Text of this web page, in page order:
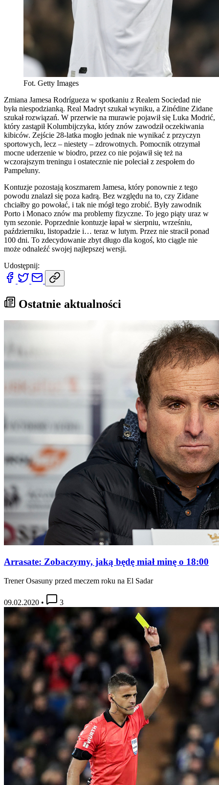
Fot. Getty Images
Zmiana Jamesa Rodrígueza w spotkaniu z Realem Sociedad nie
była niespodzianką. Real Madryt szukał wyniku, a Zinédine Zidane
szukał rozwiązań. W przerwie na murawie pojawił się Luka Modrić,
który zastąpił Kolumbijczyka, który znów zawodził oczekiwania
kibiców. Zejście 28-latka mogło jednak nie wynikać z przyczyn
sportowych, lecz – niestety – zdrowotnych. Pomocnik otrzymał
mocne uderzenie w biodro, przez co nie pojawił się też na
wczorajszym treningu i ostatecznie nie poleciał z zespołem do
Pampeluny.
Kontuzje pozostają koszmarem Jamesa, który ponownie z tego
powodu znalazł się poza kadrą. Bez względu na to, czy Zidane
chciałby go powołać, i tak nie mógł tego zrobić. Były zawodnik
Porto i Monaco znów ma problemy fizyczne. To jego piąty uraz w
tym sezonie. Poprzednie kontuzje łapał w sierpniu, wrześniu,
październiku, listopadzie i… teraz w lutym. Przez nie stracił ponad
100 dni. To zdecydowanie zbyt długo dla kogoś, kto ciągle nie
może odnaleźć swojej najlepszej wersji.
Udostępnij:
Ostatnie aktualności
Arrasate: Zobaczymy, jaką będę miał minę o 18:00
Trener Osasuny przed meczem roku na El Sadar
09.02.2020 • 3